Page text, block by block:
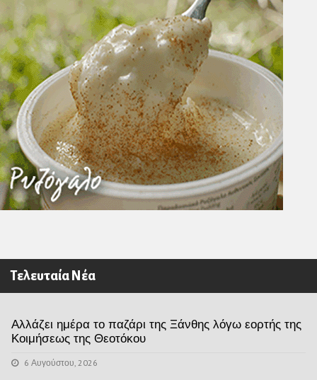
Τελευταία Νέα
Αλλάζει ημέρα το παζάρι της Ξάνθης λόγω εορτής της
Κοιμήσεως της Θεοτόκου
6 Αυγούστου, 2026